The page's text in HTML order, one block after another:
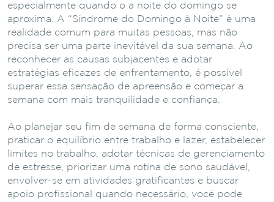
especialmente quando o a noite do domingo se
aproxima. A “Síndrome do Domingo à Noite” é uma
realidade comum para muitas pessoas, mas não
precisa ser uma parte inevitável da sua semana. Ao
reconhecer as causas subjacentes e adotar
estratégias eficazes de enfrentamento, é possível
superar essa sensação de apreensão e começar a
semana com mais tranquilidade e confiança.
Ao planejar seu fim de semana de forma consciente,
praticar o equilíbrio entre trabalho e lazer, estabelecer
limites no trabalho, adotar técnicas de gerenciamento
de estresse, priorizar uma rotina de sono saudável,
envolver-se em atividades gratificantes e buscar
apoio profissional quando necessário, você pode